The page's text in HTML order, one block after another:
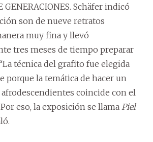
GENERACIONES. Schäfer indicó
son de nueve retratos
muy fina y llevó
tres meses de tiempo preparar
técnica del grafito fue elegida
porque la temática de hacer un
coincide con el
eso, la exposición se llama Piel